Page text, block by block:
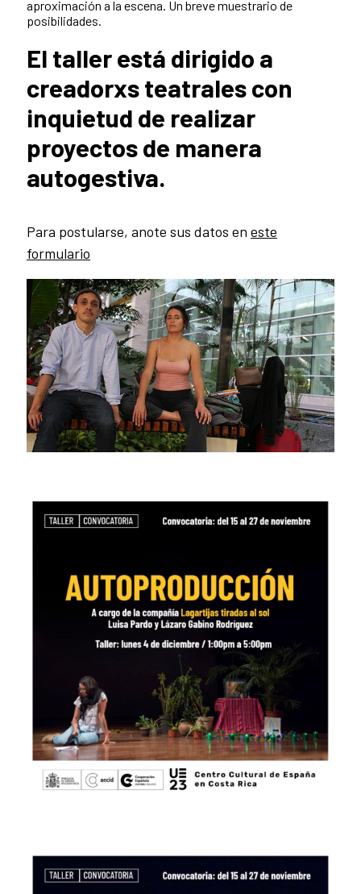
aproximación a la escena. Un breve muestrario de
posibilidades.
El taller está dirigido a
creadorxs teatrales con
inquietud de realizar
proyectos de manera
autogestiva.
Para postularse, anote sus datos en este
formulario